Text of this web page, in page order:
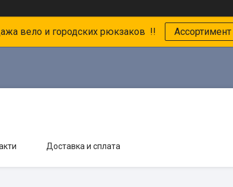
вело и городских рюкзаков !! Ассортимент
Доставка и сплата